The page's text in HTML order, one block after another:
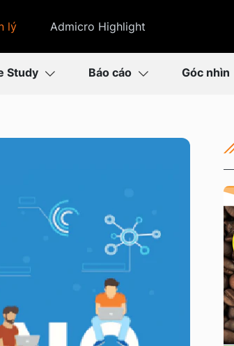
lý Admicro Highlight
Study Báo cáo Góc nhìn